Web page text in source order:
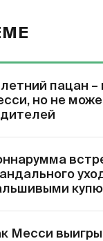
летний пацан
но не
Месси